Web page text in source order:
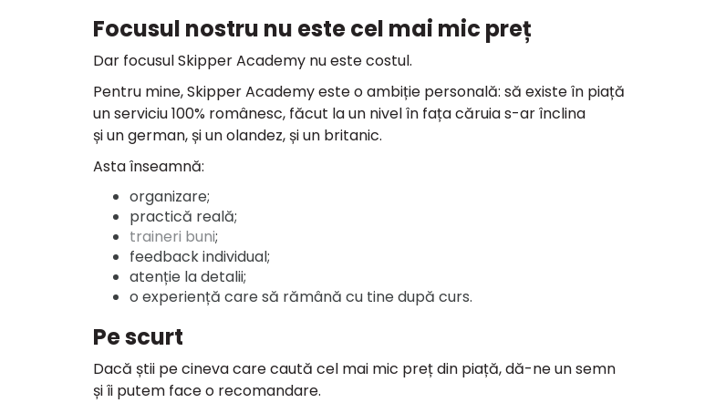
Focusul nostru nu este cel mai mic preț
Dar focusul Skipper Academy nu este costul.
Pentru mine, Skipper Academy este o ambiție personală: să existe în piață
un serviciu 100% românesc, făcut la un nivel în fața căruia s-ar înclina
și un german, și un olandez, și un britanic.
Asta înseamnă:
organizare;
practică reală;
traineri buni;
feedback individual;
atenție la detalii;
o experiență care să rămână cu tine după curs.
Pe scurt
Dacă știi pe cineva care caută cel mai mic preț din piață, dă-ne un semn
și îi putem face o recomandare.